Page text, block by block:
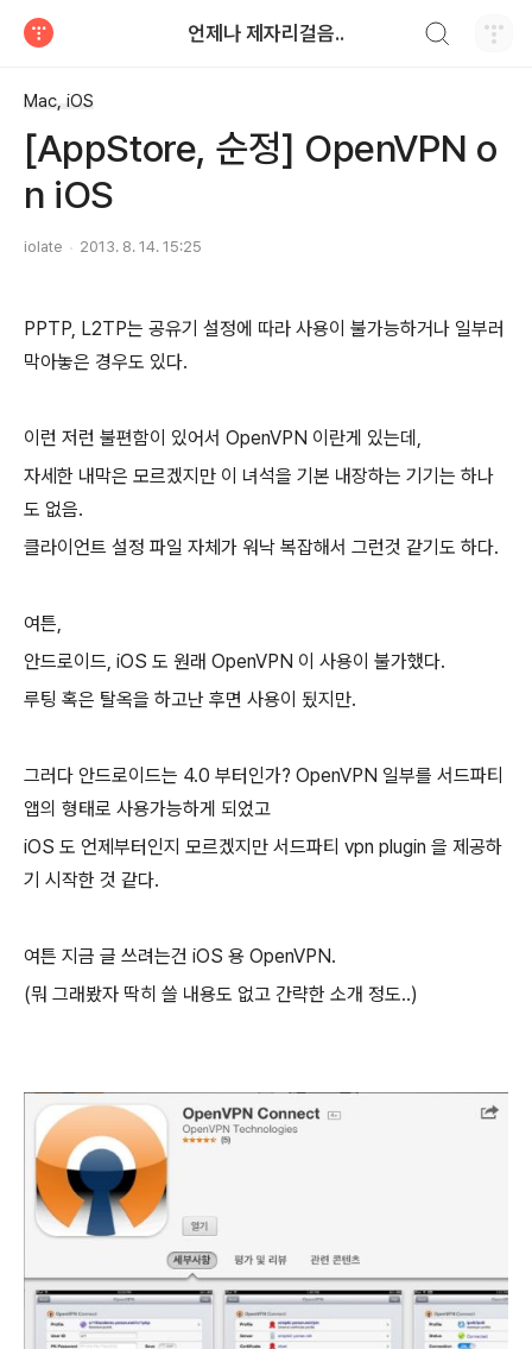
언제나 제자리걸음..
Mac, iOS
[AppStore, 순정] OpenVPN o
n iOS
iolate 2013. 8. 14. 15:25
PPTP, L2TP는 공유기 설정에 따라 사용이 불가능하거나 일부러
막아놓은 경우도 있다.
이런 저런 불편함이 있어서 OpenVPN 이란게 있는데,
자세한 내막은 모르겠지만 이 녀석을 기본 내장하는 기기는 하나
도 없음.
클라이언트 설정 파일 자체가 워낙 복잡해서 그런것 같기도 하다.
여튼,
안드로이드, iOS 도 원래 OpenVPN 이 사용이 불가했다.
루팅 혹은 탈옥을 하고난 후면 사용이 됬지만.
그러다 안드로이드는 4.0 부터인가? OpenVPN 일부를 서드파티
앱의 형태로 사용가능하게 되었고
iOS 도 언제부터인지 모르겠지만 서드파티 vpn plugin 을 제공하
기 시작한 것 같다.
여튼 지금 글 쓰려는건 iOS 용 OpenVPN.
(뭐 그래봤자 딱히 쓸 내용도 없고 간략한 소개 정도..)